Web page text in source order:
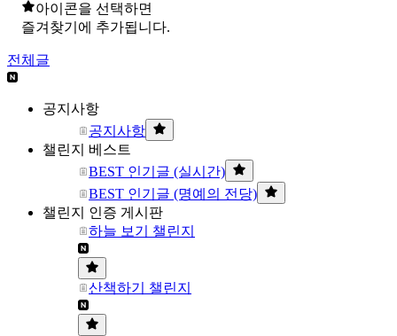
아이콘을 선택하면
즐겨찾기에 추가됩니다.
전체글
공지사항
공지사항
챌린지 베스트
BEST 인기글 (실시간)
BEST 인기글 (명예의 전당)
챌린지 인증 게시판
하늘 보기 챌린지
산책하기 챌린지